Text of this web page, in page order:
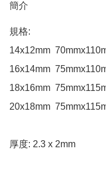
簡介
規格:
14x12mm
16x14mm
18x16mm
20x18mm
厚度: 2.3 x 2mm